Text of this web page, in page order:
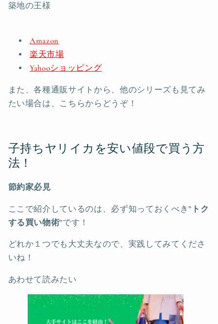
築地の王様
Amazon
楽天市場
Yahooショッピング
また、各種通販サイトから、他のシリーズも見てみ
たい場合は、こちらからどうぞ！
子持ちヤリイカを安い値段で買う方
法！
節約家必見
ここで紹介しているのは、必ず知っておくべき”トク
する買い物術”です！
どれか１つでも大丈夫なので、実践してみてくださ
いね！
あわせて読みたい